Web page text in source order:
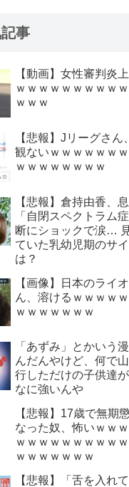
事
【動画】女性審判炎
ｗｗｗｗｗｗｗｗｗ
ｗｗｗ
【悲報】Jリーグさん
観ないｗｗｗｗｗｗ
ｗｗｗｗｗｗｗｗ
【悲報】倉持由香、
「自閉スペクトラム
断にショックで涙…
ていた乳幼児期のサ
は？
【画像】日本のライ
ん、溶けるｗｗｗｗ
ｗｗｗｗｗｗｗ
「あずみ」とかいう
んだんやけど、何で
行しただけの子供達
なに強いんや
【悲報】17歳で無期
なった奴、怖いｗｗ
ｗｗｗｗｗｗｗｗｗ
ｗｗｗｗｗｗｗ
【悲報】「舌を入れ